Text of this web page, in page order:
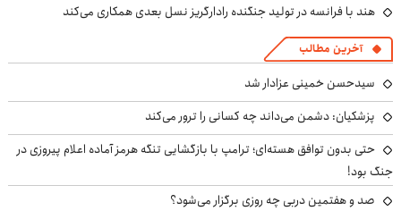
هند با فرانسه در تولید جنگنده رادارگریز نسل بعدی همکاری می‌کند
آخرین مطالب
سیدحسن خمینی عزادار شد
پزشکیان: دشمن می‌داند چه کسانی را ترور می‌کند
حتی بدون توافق هسته‌ای؛ ترامپ با بازگشایی تنگه هرمز آماده اعلام پیروزی در
جنگ بود!
صد و هفتمین دربی چه روزی برگزار می‌شود؟